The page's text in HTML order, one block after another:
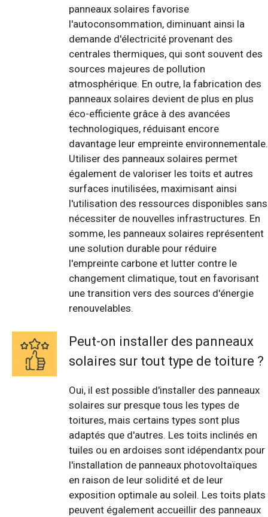
panneaux solaires favorise
l'autoconsommation, diminuant ainsi la
demande d'électricité provenant des
centrales thermiques, qui sont souvent des
sources majeures de pollution
atmosphérique. En outre, la fabrication des
panneaux solaires devient de plus en plus
éco-efficiente grâce à des avancées
technologiques, réduisant encore
davantage leur empreinte environnementale.
Utiliser des panneaux solaires permet
également de valoriser les toits et autres
surfaces inutilisées, maximisant ainsi
l'utilisation des ressources disponibles sans
nécessiter de nouvelles infrastructures. En
somme, les panneaux solaires représentent
une solution durable pour réduire
l'empreinte carbone et lutter contre le
changement climatique, tout en favorisant
une transition vers des sources d'énergie
renouvelables.
Peut-on installer des panneaux
solaires sur tout type de toiture ?
Oui, il est possible d'installer des panneaux
solaires sur presque tous les types de
toitures, mais certains types sont plus
adaptés que d'autres. Les toits inclinés en
tuiles ou en ardoises sont idépendantx pour
l'installation de panneaux photovoltaïques
en raison de leur solidité et de leur
exposition optimale au soleil. Les toits plats
peuvent également accueillir des panneaux